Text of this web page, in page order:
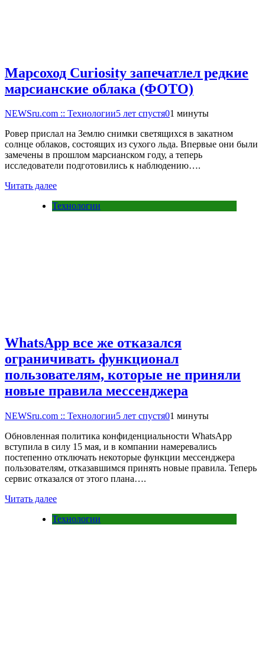
Марсоход Curiosity запечатлел редкие
марсианские облака (ФОТО)
NEWSru.com :: Технологии5 лет спустя01 минуты
Ровер прислал на Землю снимки светящихся в закатном
солнце облаков, состоящих из сухого льда. Впервые они были
замечены в прошлом марсианском году, а теперь
исследователи подготовились к наблюдению….
Читать далее
Технологии
WhatsApp все же отказался
ограничивать функционал
пользователям, которые не приняли
новые правила мессенджера
NEWSru.com :: Технологии5 лет спустя01 минуты
Обновленная политика конфиденциальности WhatsApp
вступила в силу 15 мая, и в компании намеревались
постепенно отключать некоторые функции мессенджера
пользователям, отказавшимся принять новые правила. Теперь
сервис отказался от этого плана….
Читать далее
Технологии